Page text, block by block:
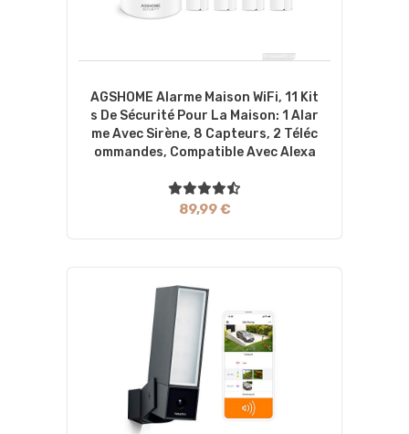
AGSHOME Alarme Maison WiFi, 11 Kit
S De Sécurité Pour La Maison: 1 Alar
Me Avec Sirène, 8 Capteurs, 2 Téléc
Ommandes, Compatible Avec Alexa
89,99 €